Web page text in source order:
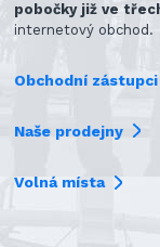
pobočky již ve
internetový obchod.
Obchodní zástupci
Naše prodejny
Volná místa